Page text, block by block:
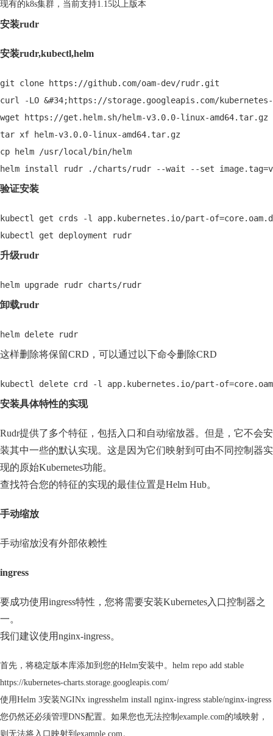
现有的k8s集群，当前支持1.15以上版本
安装rudr
安装rudr,kubectl,helm
git clone https://github.com/oam-dev/rudr.git
curl -LO &#34;https://storage.googleapis.com/
wget https://get.helm.sh/helm-v3.0.0-linux-amd64.tar.gz
tar xf helm-v3.0.0-linux-amd64.tar.gz
cp helm /usr/local/bin/helm
helm install rudr ./charts/rudr --wait --set
验证安装
kubectl get crds -l app.kubernetes.io/part-
kubectl get deployment rudr
升级rudr
helm upgrade rudr charts/rudr
卸载rudr
helm delete rudr
这样删除将保留CRD，可以通过以下命令删除CRD
kubectl delete crd -l app.kubernetes.io/part-
安装具体特性的实现
Rudr提供了多个特征，包括入口和自动缩放器。但是，它不会安
装其中一些的默认实现。这是因为它们映射到可由不同控制器实
现的原始Kubernetes功能。
查找符合您的特征的实现的最佳位置是Helm Hub。
手动缩放
手动缩放没有外部依赖性
ingress
要成功使用ingress特性，您将需要安装Kubernetes入口控制器之
一。
我们建议使用nginx-ingress。
首先，将稳定版本库添加到您的Helm安装中。helm repo add stable
https://kubernetes-charts.storage.googleapis.com/
使用Helm 3安装NGINx ingresshelm install nginx-ingress stable/nginx-ingress
您仍然还必须管理DNS配置。如果您也无法控制example.com的域映射，
则无法将入口映射到example.com。